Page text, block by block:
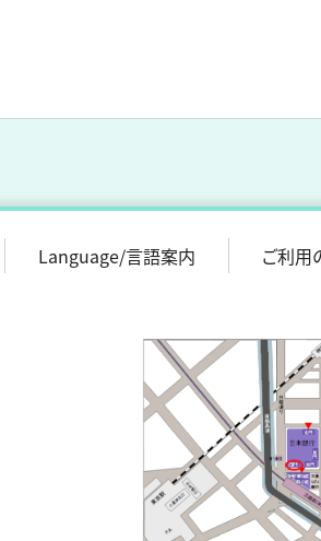
Language/言語案内 ご利用